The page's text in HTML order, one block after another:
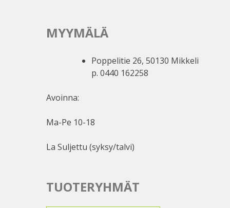
MYYMÄLÄ
Poppelitie 26, 50130 Mikkeli
p. 0440 162258
Avoinna:
Ma-Pe 10-18
La Suljettu (syksy/talvi)
TUOTERYHMÄT